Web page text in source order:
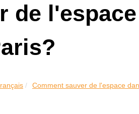
de
Comment sauver de l'espace